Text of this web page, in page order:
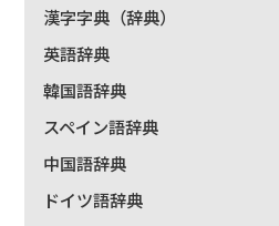
漢字字典（辞典）
英語辞典
韓国語辞典
スペイン語辞典
中国語辞典
ドイツ語辞典